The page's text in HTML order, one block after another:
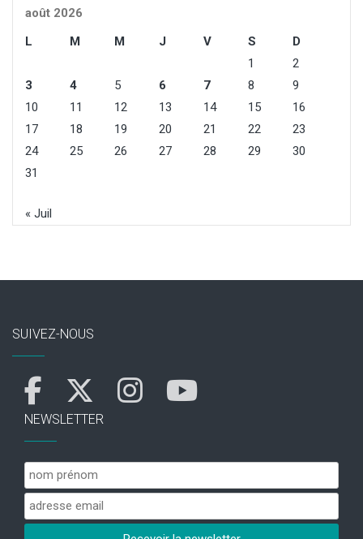
août 2026
L
M M J V S
D
1
2
3
4 5 6 7 8
9
10
11 12 13 14 15
16
17
18 19 20 21 22
23
24
25 26 27 28 29
30
31
« Juil
SUIVEZ-NOUS
NEWSLETTER